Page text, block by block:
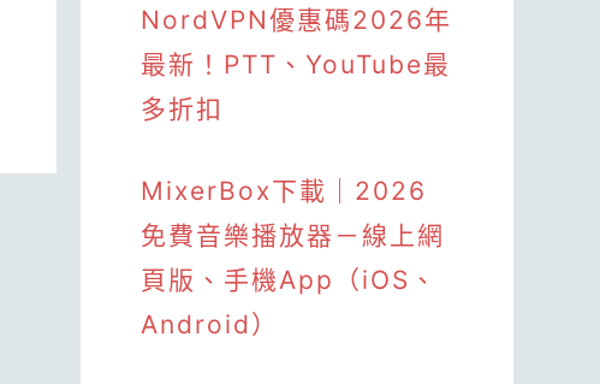
NordVPN優惠碼2026年
最新！PTT、YouTube最
多折扣
MixerBox下載｜2026
免費音樂播放器－線上網
頁版、手機App（iOS、
Android）